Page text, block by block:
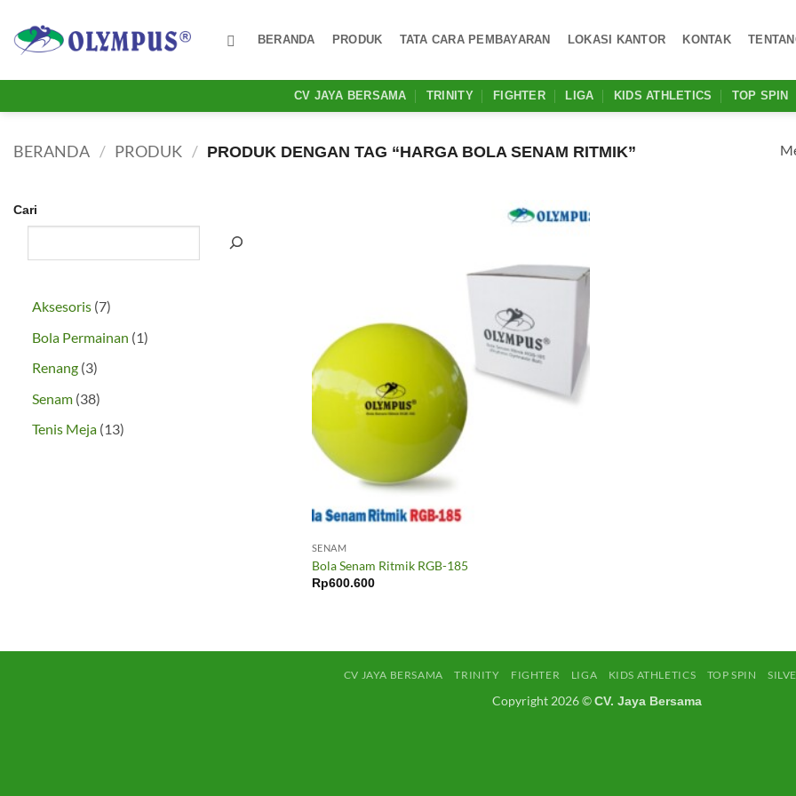
content
BERANDA PRODUK TATA CARA PEMBAYARAN LOKASI KANTOR KONTAK
CV JAYA BERSAMA TRINITY FIGHTER LIGA KIDS ATHLETICS TOP SPIN
BERANDA / PRODUK / PRODUK DENGAN TAG “HARGA BOLA SENAM RITMIK”
Cari
Aksesoris 77
Produk
Bola Permainan 11
Renang 33
Produk
Senam 3838
Produk
Tenis Meja 1313
SENAM
Bola Senam Ritmik RGB-185
Rp600.600
CV JAYA BERSAMA TRINITY FIGHTER LIGA KIDS ATHLETICS TOP SPIN
Copyright 2026 ©CV. Jaya Bersama